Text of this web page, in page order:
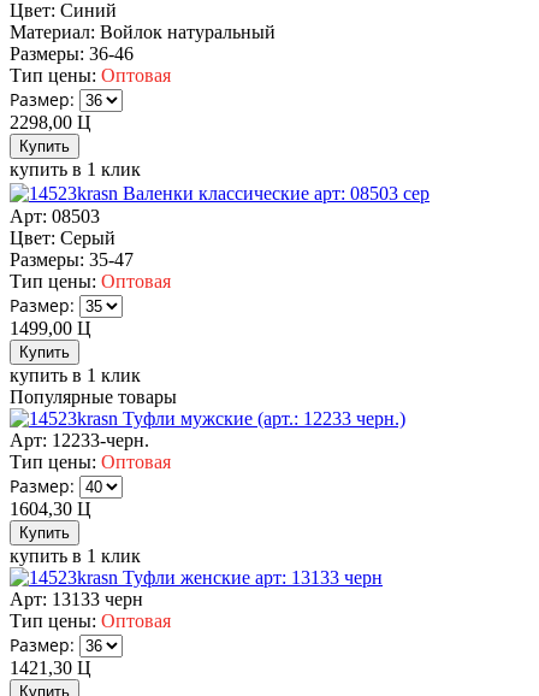
Цвет: Синий
Материал: Войлок натуральный
Размеры: 36-46
Тип цены: Оптовая
Размер:
2298,00 Ц
купить в 1 клик
Валенки классические арт: 08503 сер
Арт: 08503
Цвет: Серый
Размеры: 35-47
Тип цены: Оптовая
Размер:
1499,00 Ц
купить в 1 клик
Популярные товары
Туфли мужские (арт.: 12233 черн.)
Арт: 12233-черн.
Тип цены: Оптовая
Размер:
1604,30 Ц
купить в 1 клик
Туфли женские арт: 13133 черн
Арт: 13133 черн
Тип цены: Оптовая
Размер:
1421,30 Ц